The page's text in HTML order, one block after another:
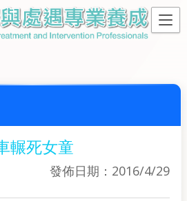
輾死女童
發佈日期：2016/4/29